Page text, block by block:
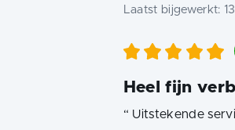
Laatst bijgewerkt:
Heel fijn
“ Uitstekende